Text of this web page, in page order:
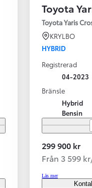
Från 324 900 kr
Från 3 194 kr/mån
Toyota C-HR
HYBRID &
Toyota
Toyota Yaris
KRYLBO
HYBRID
Registrerad
04-2023
Bränsle
Hybrid
Bensin
299 900 kr
Från 3 599
Läs mer